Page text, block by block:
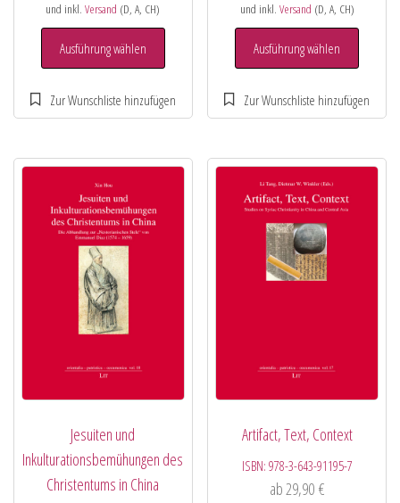
und inkl.Versand (D, A, CH)
Ausführung wählen
und inkl. Versand (D, A, CH)
Ausführung wählen
Jesuiten und
Inkulturationsbemühungen des
Christentums in China
Artifact, Text, Context
ISBN: 978-3-643-91195-7
ab 29,90 €